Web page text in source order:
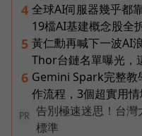
4 全球AI伺服器幾乎都
19檔AI基建概念股全
5 黃仁勳再喊下一波AI
Thor台鏈名單曝光，
6 Gemini Spark完整教
作流程，3個超實用
PR
告別極速迷思！台
標準